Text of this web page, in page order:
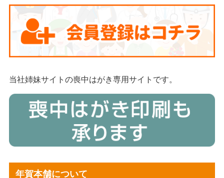
当社姉妹サイトの喪中はがき専用サイトです。
年賀本舗について